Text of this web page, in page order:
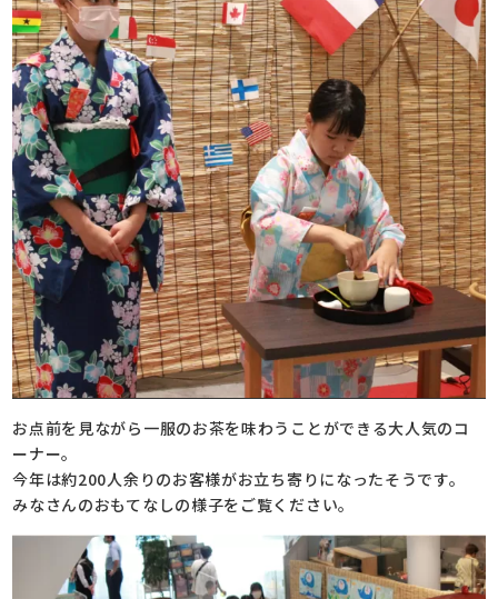
お点前を見ながら一服のお茶を味わうことができる大人気のコ
ーナー。
今年は約200人余りのお客様がお立ち寄りになったそうです。
みなさんのおもてなしの様子をご覧ください。